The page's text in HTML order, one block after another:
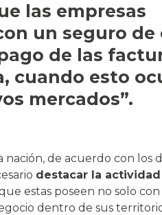
las empresas
un seguro de
de las
cuando esto
mercados”.
nación, de acuerdo con los
destacar la
estas poseen no solo
dentro de sus